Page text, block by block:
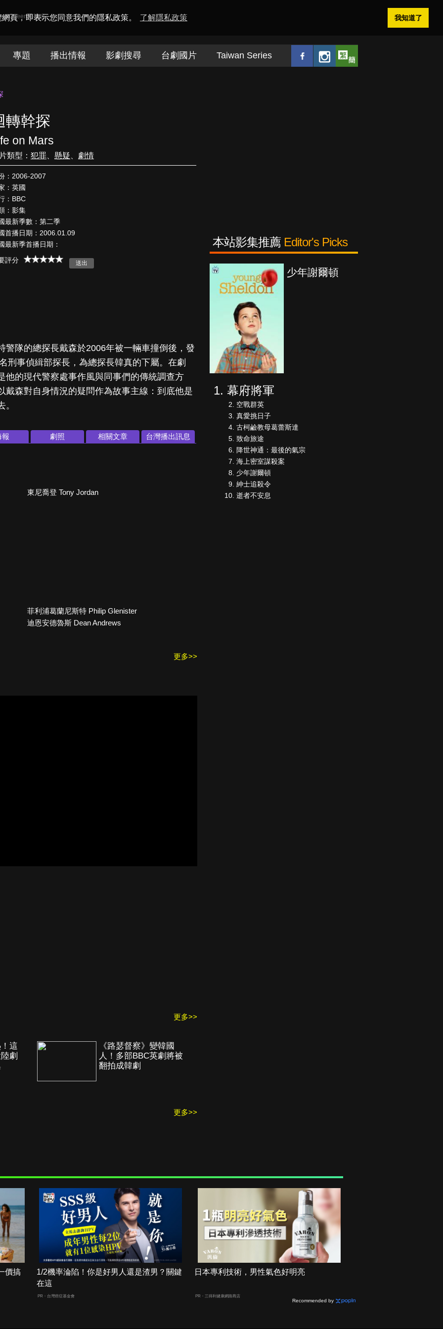
頁，即表示您同意我們的隱私政策。 了解隱私政策 我知道了
電視迷
專題 播出情報 影劇搜尋 台劇國片 Taiwan Series
轉幹探
on Mars
類型： 犯罪 懸疑 劇情
：2006-2007
：英國
：BBC
：影集
最新季數：第二季
首播日期：2006.01.09
最新季首播日期：
評分
警隊的總探長戴森於2006年被一輛車撞倒後，發
刑事偵緝部探長，為總探長韓真的下屬。在劇
他的現代警察處事作風與同事們的傳統調查方
戴森對自身情況的疑問作為故事主線：到底他是
報 劇照 相關文章 台灣播出訊息
東尼喬登 Tony Jordan
菲利浦葛蘭尼斯特 Philip Glenister
迪恩安德魯斯 Dean Andrews
更多>>
更多>>
這
劇
《路瑟督察》變韓國
人！多部BBC英劇將被
翻拍成韓劇
更多>>
本站影集推薦 Editor's Picks
海上密室謀殺
少年謝爾頓 紳士追殺令
幕府將軍
空戰群英
真愛挑日子
古柯鹼教母葛蕾斯達
致命旅途
降世神通：最後的氣宗
海上密室謀殺案
少年謝爾頓
紳士追殺令
逝者不安息
價搞
1/2機率淪陷！你是好男人還是渣男？關鍵
在這
PR・台灣癌症基金會
日本專利技術，男性氣色好明亮
PR・三得利健康網路商店
Recommended by